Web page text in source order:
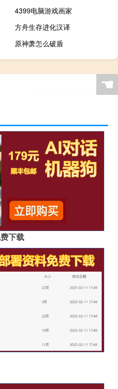
4399电脑游戏画家
方舟生存进化汉译
原神萧怎么破盾
☚
下载